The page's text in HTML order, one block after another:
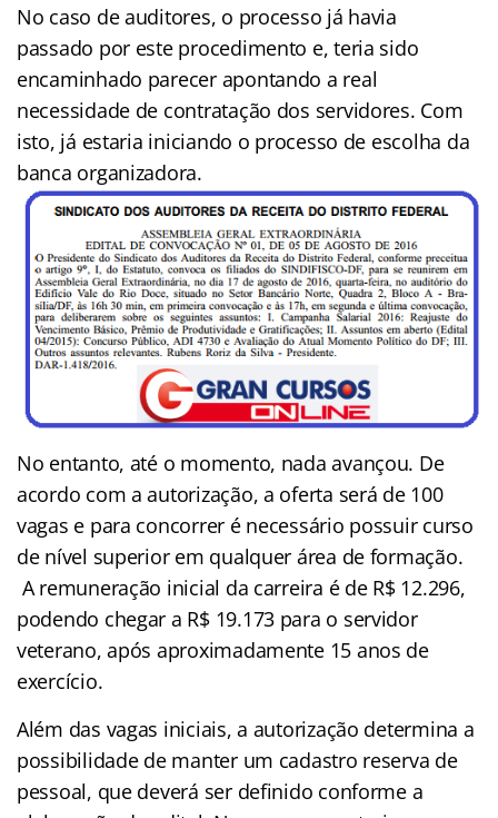
No caso de auditores, o processo já havia
passado por este procedimento e, teria sido
encaminhado parecer apontando a real
necessidade de contratação dos servidores. Com
isto, já estaria iniciando o processo de escolha da
banca organizadora.
No entanto, até o momento, nada avançou. De
acordo com a autorização, a oferta será de 100
vagas e para concorrer é necessário possuir curso
de nível superior em qualquer área de formação.
A remuneração inicial da carreira é de R$ 12.296,
podendo chegar a R$ 19.173 para o servidor
veterano, após aproximadamente 15 anos de
exercício.
Além das vagas iniciais, a autorização determina a
possibilidade de manter um cadastro reserva de
pessoal, que deverá ser definido conforme a